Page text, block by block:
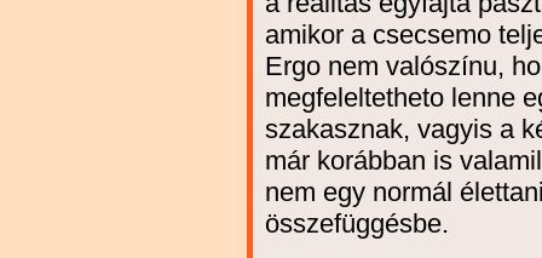
amikor a csecsemo
Ergo nem valószínu,
megfeleltetheto lenne
szakasznak, vagyis a
már korábban is
nem egy normál
összefüggésbe.